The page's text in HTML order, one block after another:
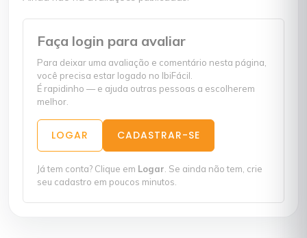
Faça login para avaliar
Para deixar uma avaliação e comentário nesta página,
você precisa estar logado no IbiFácil.
É rapidinho — e ajuda outras pessoas a escolherem
melhor.
LOGAR CADASTRAR-SE
Já tem conta? Clique em Logar. Se ainda não tem, crie
seu cadastro em poucos minutos.